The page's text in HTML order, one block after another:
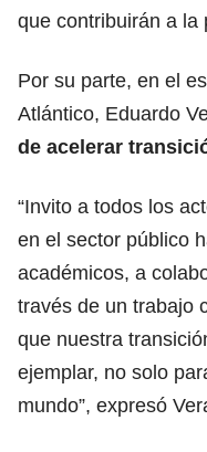
que contribuirán a la
Por su parte, en el
Atlántico, Eduardo
de acelerar
“Invito a todos los
en el sector público
académicos, a
través de un trabajo
que nuestra
ejemplar, no solo
mundo”, expresó